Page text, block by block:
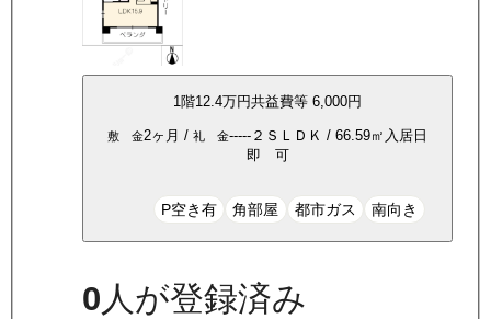
1 階12.4万円共益費等 6,000円
敷 金2ヶ月 / 礼 金----- ２ＳＬＤＫ / 66.59㎡ 入居日
即 可
P空き有 角部屋 都市ガス 南向き
0 人が登録済み